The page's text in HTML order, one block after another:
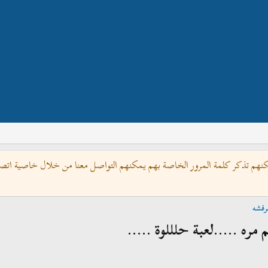
تذكر كلمة المرور الخاصة بهم يمكنهم التواصل معنا من خلال خاصية
.....لعبة حلللوة .....